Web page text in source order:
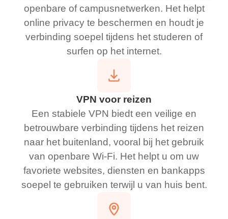
openbare of campusnetwerken. Het helpt
online privacy te beschermen en houdt je
verbinding soepel tijdens het studeren of
surfen op het internet.
VPN voor reizen
Een stabiele VPN biedt een veilige en
betrouwbare verbinding tijdens het reizen
naar het buitenland, vooral bij het gebruik
van openbare Wi-Fi. Het helpt u om uw
favoriete websites, diensten en bankapps
soepel te gebruiken terwijl u van huis bent.